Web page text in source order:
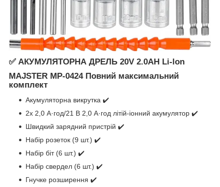
✅ АКУМУЛЯТОРНА ДРЕЛЬ 20V 2.0AH Li-lon
MAJSTER MP-0424 Повний максимальний
комплект
Акумуляторна викрутка ✔️
2x 2,0 А·год/21 В 2,0 А·год літій-іонний акумулятор ✔️
Швидкий зарядний пристрій ✔️
Набір розеток (9 шт.) ✔️
Набір біт (6 шт.) ✔️
Набір свердел (6 шт.) ✔️
Гнучке розширення ✔️